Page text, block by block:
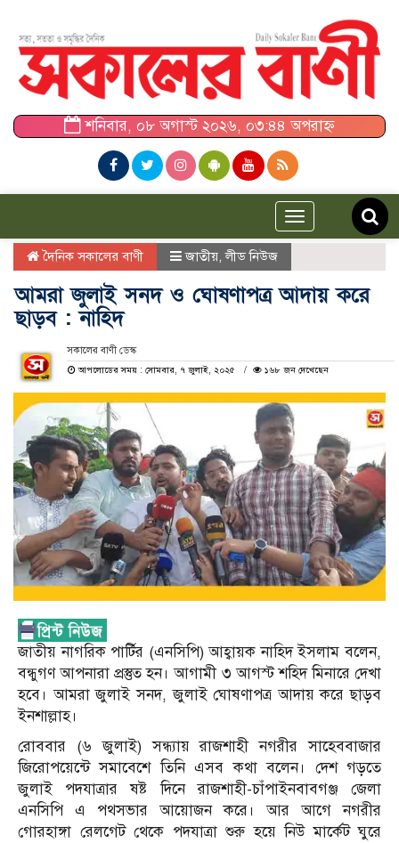
শনিবার, ০৮ অগাস্ট ২০২৬, ০৩:৪৪ অপরাহ্ন
Toggle
navigation
দৈনিক সকালের বাণী জাতীয় ,লীড নিউজ
আমরা জুলাই সনদ ও ঘোষণাপত্র আদায় করে
ছাড়ব : নাহিদ
সকালের বাণী ডেস্ক
আপলোডের সময় : সোমবার, ৭ জুলাই, ২০২৫
১৬৮ জন দেখেছেন
জাতীয় নাগরিক পার্টির (এনসিপি) আহ্বায়ক নাহিদ ইসলাম বলেন,
বন্ধুগণ আপনারা প্রস্তুত হন। আগামী ৩ আগস্ট শহিদ মিনারে দেখা
হবে। আমরা জুলাই সনদ, জুলাই ঘোষণাপত্র আদায় করে ছাড়ব
ইনশাল্লাহ।
রোববার (৬ জুলাই) সন্ধ্যায় রাজশাহী নগরীর সাহেববাজার
জিরোপয়েন্টে সমাবেশে তিনি এসব কথা বলেন। দেশ গড়তে
জুলাই পদযাত্রার ষষ্ট দিনে রাজশাহী-চাঁপাইনবাবগঞ্জ জেলা
এনসিপি এ পথসভার আয়োজন করে। আর আগে নগরীর
গোরহাঙ্গা রেলগেট থেকে পদযাত্রা শুরু হয়ে নিউ মার্কেট ঘুরে